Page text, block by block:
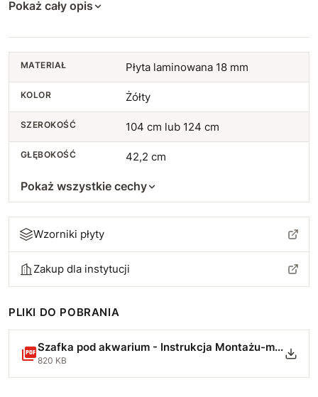
Pokaż cały opis
MATERIAŁ Płyta laminowana 18 mm
KOLOR Żółty
SZEROKOŚĆ 104 cm lub 124 cm
GŁĘBOKOŚĆ 42,2 cm
Pokaż wszystkie cechy
Wzorniki płyty
Zakup dla instytucji
PLIKI DO POBRANIA
Szafka pod akwarium - Instrukcja Montażu-min.pdf
820 KB